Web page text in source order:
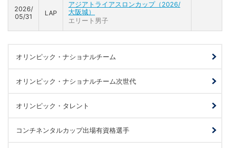
2026/
05/31
LAP
アジアトライアスロンカップ（2026/
大阪城）
エリート男子
オリンピック・ナショナルチーム
オリンピック・ナショナルチーム次世代
オリンピック・タレント
コンチネンタルカップ出場有資格選手